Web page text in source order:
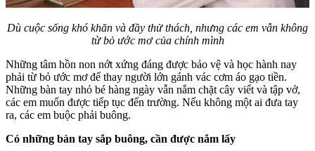
Dù cuộc sống khó khăn và đầy thử thách, nhưng các em vẫn không
từ bỏ ước mơ của chính mình
Những tâm hồn non nớt xứng đáng được bảo vệ và học hành nay
phải từ bỏ ước mơ để thay người lớn gánh vác cơm áo gạo tiền.
Những bàn tay nhỏ bé hàng ngày vẫn nắm chặt cây viết và tập vở,
các em muốn được tiếp tục đến trường. Nếu không một ai đưa tay
ra, các em buộc phải buông.
Có những bàn tay sắp buông, cần được nắm lấy